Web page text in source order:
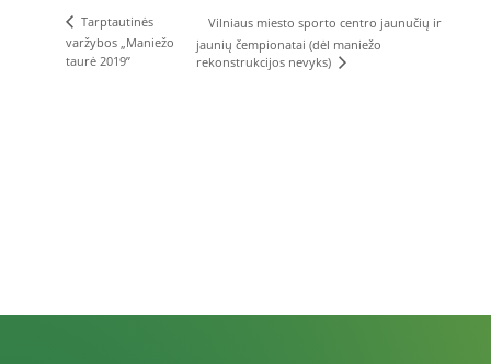
Tarptautinės
varžybos „Maniežo
taurė 2019”
Vilniaus miesto sporto centro jaunučių ir
jaunių čempionatai (dėl maniežo
rekonstrukcijos nevyks)